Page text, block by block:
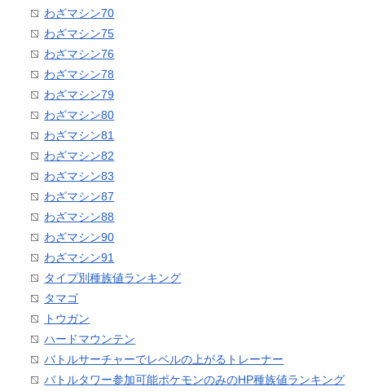
わざマシン70
わざマシン75
わざマシン76
わざマシン78
わざマシン79
わざマシン80
わざマシン81
わざマシン82
わざマシン83
わざマシン87
わざマシン88
わざマシン90
わざマシン91
タイプ別種族値ランキング
タマゴ
トウガン
ハードマウンテン
バトルサーチャーでレベルの上がるトレーナー
バトルタワー参加可能ポケモンのみのHP種族値ランキング